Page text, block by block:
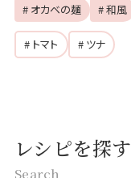
# オカベの麺 # 和風
# トマト
# ツナ
レシピを探す
Search